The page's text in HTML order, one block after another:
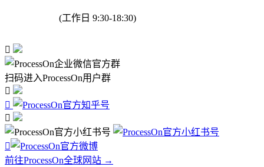
(工作日 9:30-18:30)

扫码进入ProcessOn用户群




前往ProcessOn全球网站 →